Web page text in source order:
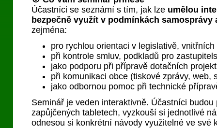
Účastníci se seznámí s tím, jak lze umělou
bezpečně využít v podmínkách samosprávy
zejména:
pro rychlou orientaci v legislativě,
při kontrole smluv, podkladů pro
jako podporu při přípravě dotačních
při komunikaci obce (tiskové zprávy, web,
jako odbornou pomoc při technické
Seminář je veden interaktivně. Účastníci
zapůjčených tabletech, vyzkouší si jednotlivé
odnesou si konkrétní návody využitelné ve své